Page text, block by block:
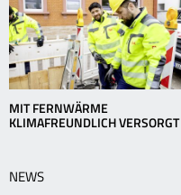
MIT FERNWÄRME
KLIMAFREUNDLICH VERSORGT
NEWS